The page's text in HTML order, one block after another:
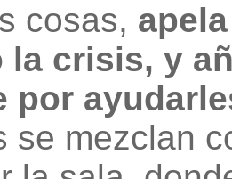
cosas,
la crisis, y
por
se mezclan